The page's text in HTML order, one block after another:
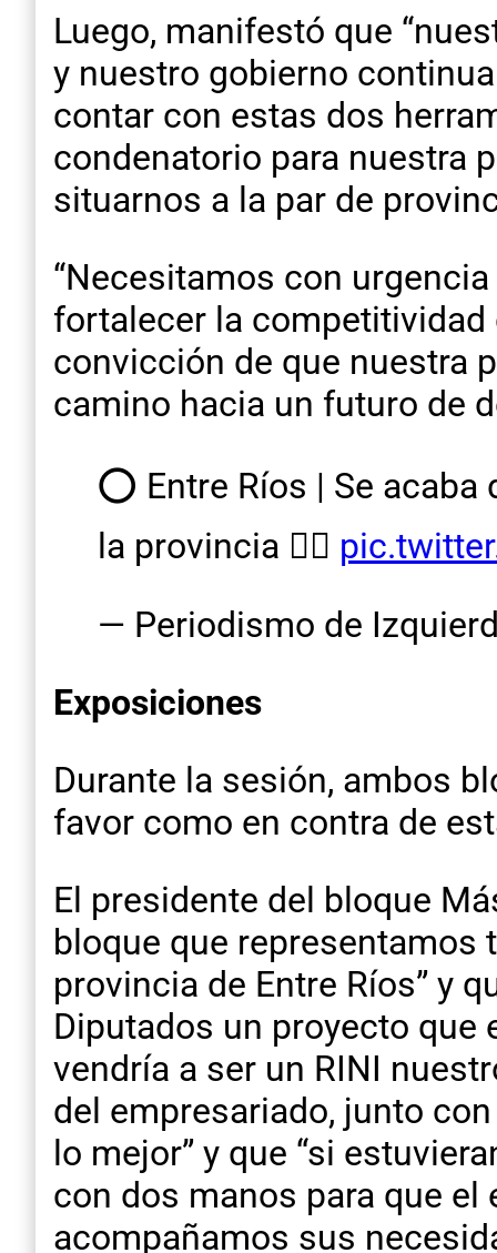
Luego, manifestó que
y nuestro gobierno
contar con estas dos
condenatorio para nuestra
situarnos a la par de
“Necesitamos con
fortalecer la
convicción de que nuestra
camino hacia un futuro de
⭕ Entre Ríos | Se acaba
la provincia 👇🏼
— Periodismo de
Exposiciones
Durante la sesión, ambos
favor como en contra de
El presidente del bloque
bloque que
provincia de Entre Ríos” y
Diputados un proyecto que
vendría a ser un RINI
del empresariado, junto
lo mejor” y que “si
con dos manos para que
acompañamos sus